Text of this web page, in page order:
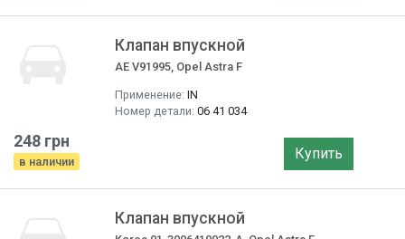
Клапан впускной
AE V91995, Opel Astra F
Применение: IN
Номер детали: 06 41 034
248 грн
в наличии Купить
Клапан впускной